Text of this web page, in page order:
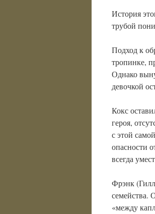
История
трубой
Подход к
тропинке,
Однако
девочкой
Кокс
героя,
с этой
опасности
всегда
Фрэнк
семейства.
«между